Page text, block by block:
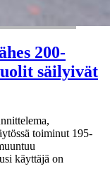
200-
säilyivät
toiminut 195-
käyttäjä on